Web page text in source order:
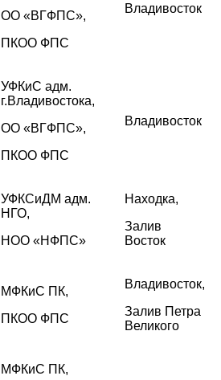
ОО «ВГФПС»,
ПКОО ФПС
Владивосток
УФКиС адм.
г.Владивостока,
ОО «ВГФПС»,
ПКОО ФПС
Владивосток
УФКСиДМ адм.
НГО,
НОО «НФПС»
Находка,
Залив
Восток
МФКиС ПК,
ПКОО ФПС
Владивосток,
Залив Петра
Великого
МФКиС ПК,